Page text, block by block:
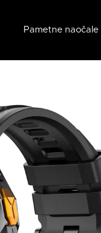
Pametne naočale